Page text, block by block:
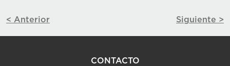
< Anterior Siguiente >
CONTACTO